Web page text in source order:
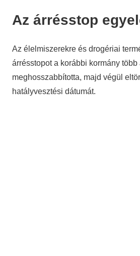
Az árrésstop
Az élelmiszerekre és drogériai
árrésstopot a korábbi kormány több
meghosszabbította, majd végül
hatályvesztési dátumát.